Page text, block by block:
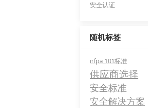
安全认证
随机标签
nfpa 101标准
供应商选择
安全标准
安全解决方案